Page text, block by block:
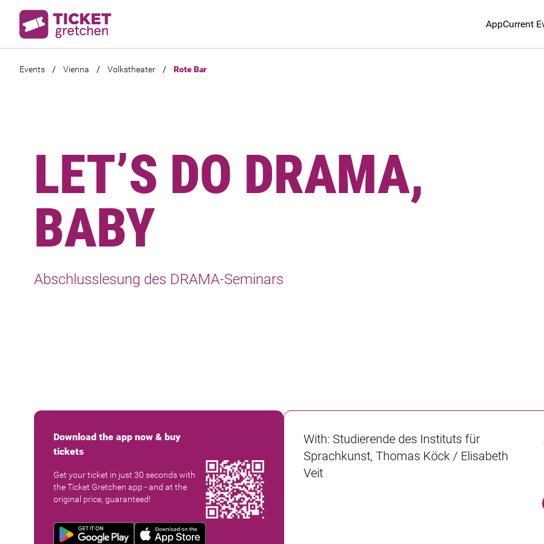
AppCurrent
Events / Vienna / Volkstheater / Rote Bar
LET’S DO DRAMA,
BABY
Abschlusslesung des DRAMA-Seminars
Download the app now & buy
tickets
Get your ticket in just 30 seconds with
the Ticket Gretchen app - and at the
original price, guaranteed!
With: Studierende des Instituts für
Sprachkunst, Thomas Köck / Elisabeth
Veit